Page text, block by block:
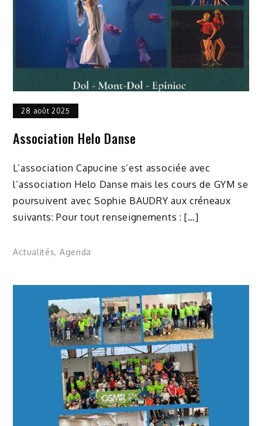
28 août 2025
Association Helo Danse
L’association Capucine s’est associée avec
l’association Helo Danse mais les cours de GYM se
poursuivent avec Sophie BAUDRY aux créneaux
suivants: Pour tout renseignements : […]
Actualités, Agenda